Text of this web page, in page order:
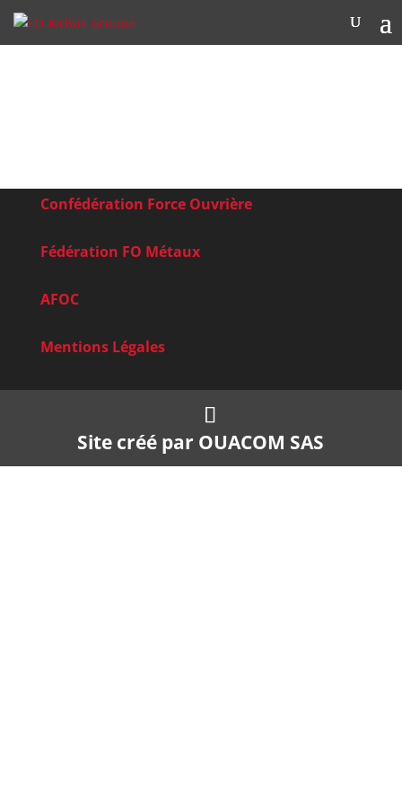
Confédération Force Ouvrière
Fédération FO Métaux
AFOC
Mentions Légales
Site créé par OUACOM SAS